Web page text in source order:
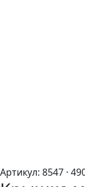
Артикул: 8547 ·